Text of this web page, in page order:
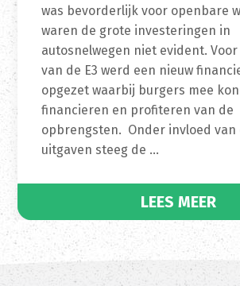
was bevorderlijk voor openbare
waren de grote investeringen in
autosnelwegen niet evident.
van de E3 werd een nieuw
opgezet waarbij burgers mee
financieren en profiteren van de
opbrengsten. Onder invloed van
uitgaven steeg de …
LEES MEER